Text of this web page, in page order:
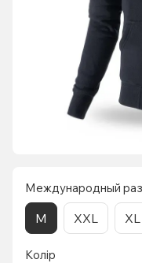
Международный
M XXL XL
Колір